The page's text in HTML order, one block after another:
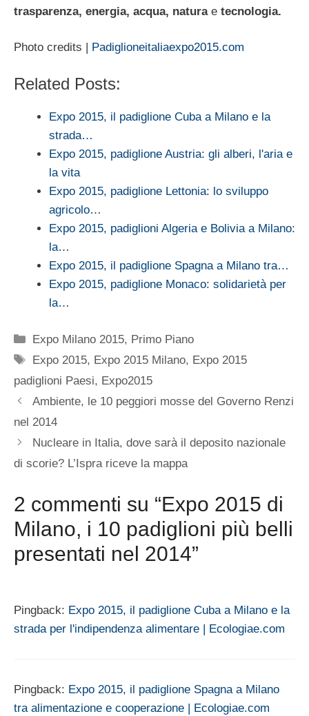
trasparenza, energia, acqua, naturae tecnologia.
Photo credits | Padiglioneitaliaexpo2015.com
Related Posts:
Expo 2015, il padiglione Cuba a Milano e la
strada…
Expo 2015, padiglione Austria: gli alberi, l'aria e
la vita
Expo 2015, padiglione Lettonia: lo sviluppo
agricolo…
Expo 2015, padiglioni Algeria e Bolivia a Milano:
la…
Expo 2015, il padiglione Spagna a Milano tra…
Expo 2015, padiglione Monaco: solidarietà per
la…
Categorie
Expo Milano 2015, Primo Piano
Tag
Expo 2015, Expo 2015 Milano, Expo 2015
padiglioni Paesi, Expo2015
Ambiente, le 10 peggiori mosse del Governo Renzi
nel 2014
Nucleare in Italia, dove sarà il deposito nazionale
di scorie? L’Ispra riceve la mappa
2 commenti su “Expo 2015 di
Milano, i 10 padiglioni più belli
presentati nel 2014”
Pingback: Expo 2015, il padiglione Cuba a Milano e la
strada per l'indipendenza alimentare | Ecologiae.com
Pingback: Expo 2015, il padiglione Spagna a Milano
tra alimentazione e cooperazione | Ecologiae.com